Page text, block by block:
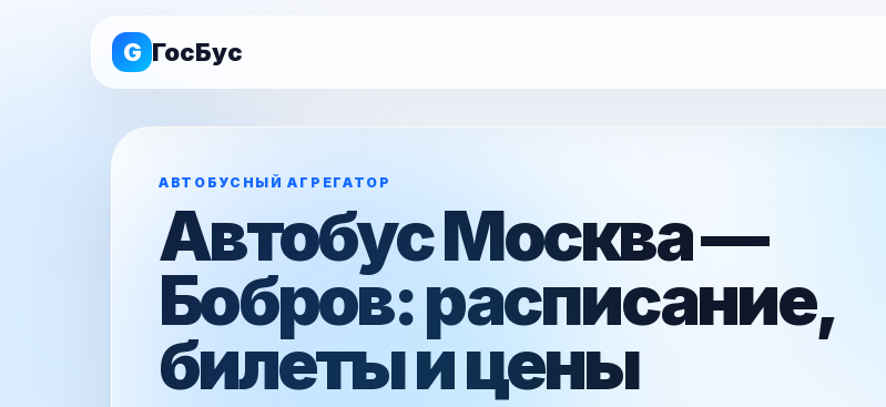
G ГосБус
АВТОБУСНЫЙ АГРЕГАТОР
Автобус Москва —
Бобров: расписание,
билеты и цены